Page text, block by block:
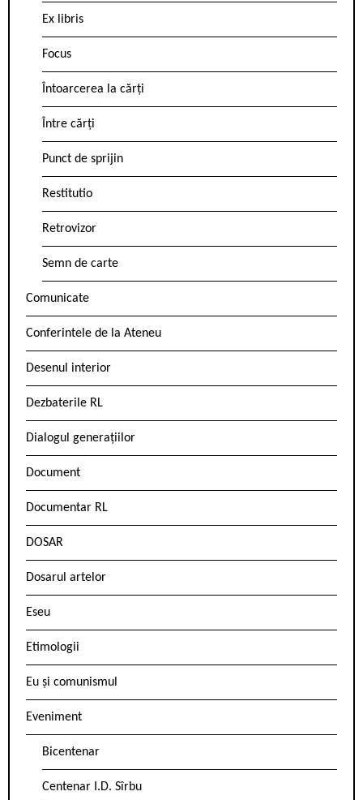
Ex libris
Focus
Întoarcerea la cărți
Între cărți
Punct de sprijin
Restitutio
Retrovizor
Semn de carte
Comunicate
Conferintele de la Ateneu
Desenul interior
Dezbaterile RL
Dialogul generațiilor
Document
Documentar RL
DOSAR
Dosarul artelor
Eseu
Etimologii
Eu și comunismul
Eveniment
Bicentenar
Centenar I.D. Sîrbu